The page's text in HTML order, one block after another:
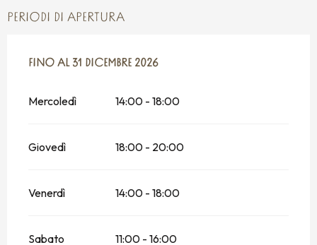
PERIODI DI APERTURA
DAL3 APRILE 2026AL31 DICEMBRE 2026
FINO AL31 DICEMBRE 2026
Mercoledì 14:00 - 18:00
Giovedì 18:00 - 20:00
Venerdì 14:00 - 18:00
Sabato 11:00 - 16:00